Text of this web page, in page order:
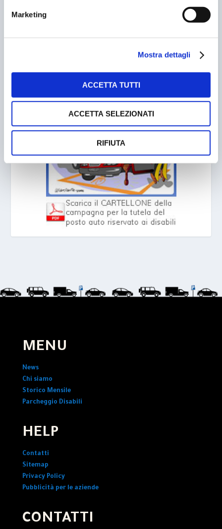
Marketing
Mostra dettagli
ACCETTA TUTTI
ACCETTA SELEZIONATI
RIFIUTA
PARCHEGGIO DISABILI
MENU
News
Chi siamo
Storico Mensile
Parcheggio Disabili
HELP
Contatti
Sitemap
Privacy Policy
Pubblicità per le aziende
CONTATTI